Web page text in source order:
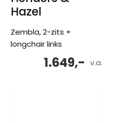
Hazel
Zembla, 2-zits +
longchair links
v.a.
1.649,-